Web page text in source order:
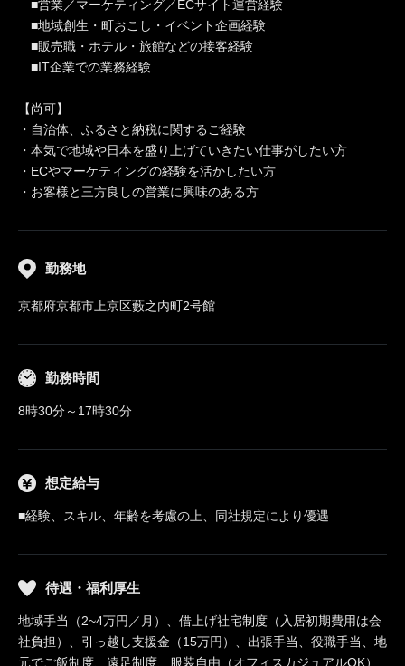
■営業／マーケティング／ECサイト運営経験
■地域創生・町おこし・イベント企画経験
■販売職・ホテル・旅館などの接客経験
■IT企業での業務経験
【尚可】
・自治体、ふるさと納税に関するご経験
・本気で地域や日本を盛り上げていきたい仕事がしたい方
・ECやマーケティングの経験を活かしたい方
・お客様と三方良しの営業に興味のある方
勤務地
京都府京都市上京区藪之内町2号館
勤務時間
8時30分～17時30分
想定給与
■経験、スキル、年齢を考慮の上、同社規定により優遇
待遇・福利厚生
地域手当（2~4万円／月）、借上げ社宅制度（入居初期費用は会
社負担）、引っ越し支援金（15万円）、出張手当、役職手当、地
元でご飯制度、遠足制度、服装自由（オフィスカジュアルOK）